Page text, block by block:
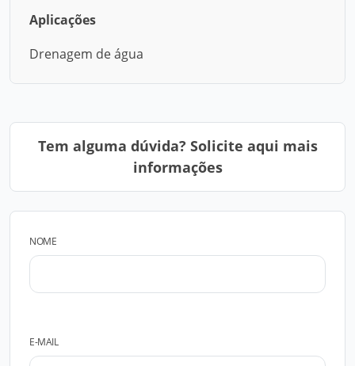
Aplicações
Drenagem de água
Tem alguma dúvida? Solicite aqui mais
informações
NOME
E-MAIL